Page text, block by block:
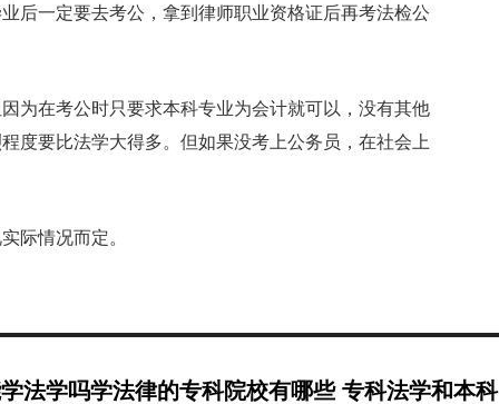
后一定要去考公，拿到律师职业资格证后再考法检公
为在考公时只要求本科专业为会计就可以，没有其他
度要比法学大得多。但如果没考上公务员，在社会上
际情况而定。
法学吗学法律的专科院校有哪些 专科法学和本科